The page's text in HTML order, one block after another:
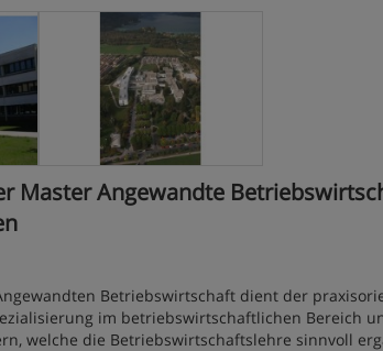
Master Angewandte
Betriebswirtschaft dient der
im betriebswirtschaftlichen Bereich
welche die Betriebswirtschaftslehre sinnvoll